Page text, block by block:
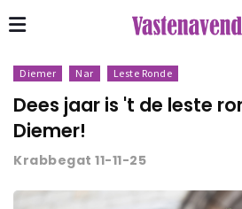
Diemer Nar Leste Ronde
Dees jaar is 't de leste
Diemer!
Krabbegat 11-11-25